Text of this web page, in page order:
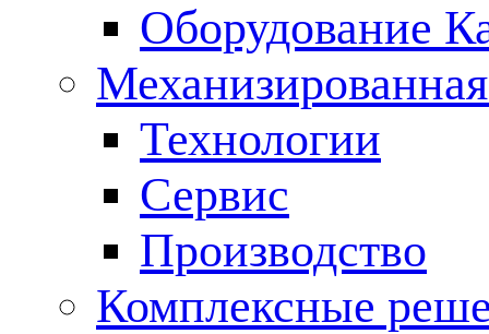
Оборудование
Технологии
Сервис
Производство
Комплексные